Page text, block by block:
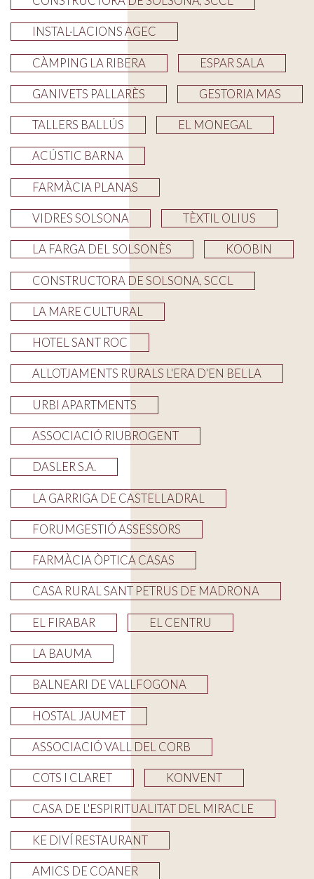
INSTAL·LACIONS AGEC
CÀMPING LA RIBERA ESPAR SALA
GANIVETS PALLARÈS GESTORIA MAS
TALLERS BALLÚS EL MONEGAL
ACÚSTIC BARNA
FARMÀCIA PLANAS
VIDRES SOLSONA TÈXTIL OLIUS
LA FARGA DEL SOLSONÈS KOOBIN
CONSTRUCTORA DE SOLSONA, SCCL
LA MARE CULTURAL
HOTEL SANT ROC
ALLOTJAMENTS RURALS L'ERA D'EN BELLA
URBI APARTMENTS
ASSOCIACIÓ RIUBROGENT
DASLER S.A.
LA GARRIGA DE CASTELLADRAL
FORUMGESTIÓ ASSESSORS
FARMÀCIA ÒPTICA CASAS
CASA RURAL SANT PETRUS DE MADRONA
EL FIRABAR EL CENTRU
LA BAUMA
BALNEARI DE VALLFOGONA
HOSTAL JAUMET
ASSOCIACIÓ VALL DEL CORB
COTS I CLARET KONVENT
CASA DE L'ESPIRITUALITAT DEL MIRACLE
KE DIVÍ RESTAURANT
AMICS DE COANER